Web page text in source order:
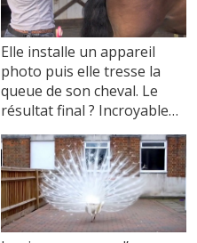
Elle installe un appareil
photo puis elle tresse la
queue de son cheval. Le
résultat final ? Incroyable…